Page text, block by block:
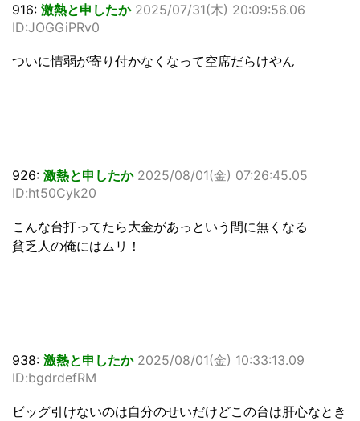
916: 激熱と申したか 2025/07/31(木) 20:09:56.06
ID:JOGGiPRv0
ついに情弱が寄り付かなくなって空席だらけやん
926: 激熱と申したか 2025/08/01(金) 07:26:45.05
ID:ht50Cyk20
こんな台打ってたら大金があっという間に無くなる
貧乏人の俺にはムリ！
938: 激熱と申したか 2025/08/01(金) 10:33:13.09
ID:bgdrdefRM
ビッグ引けないのは自分のせいだけどこの台は肝心なとき